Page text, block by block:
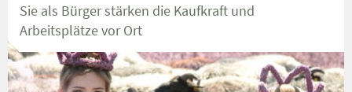
Sie als Bürger stärken die Kaufkraft und
Arbeitsplätze vor Ort